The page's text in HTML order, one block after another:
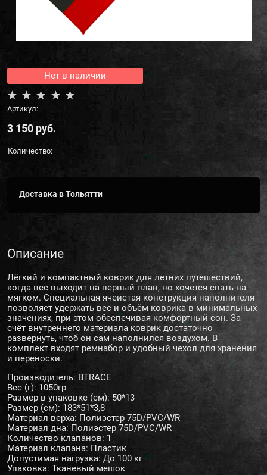
Нет в наличии
Артикул:
3 150 руб.
Количество:
Доставка вТольятти
Описание
Лёгкий и компактный коврик для летних путешествий,
когда вес выходит на первый план, но хочется спать на
мягком. Специальная ячеистая конструкция наполнителя
позволяет удержать вес и объём коврика в минимальных
значениях, при этом обеспечивая комфортный сон. За
счёт внутреннего материала коврик достаточно
развернуть, чтоб он сам наполнился воздухом. В
комплект входят ремнабор и удобный чехол для хранения
и переноски.
Производитель: BTRACE
Вес (г): 1050гр
Размер в упаковке (см): 50*13
Размер (см): 183*51*3,8
Материал верха: Полиэстер 75D/PVC/WR
Материал дна: Полиэстер 75D/PVC/WR
Количество клапанов: 1
Материал клапана: Пластик
Допустимая нагрузка: До 100 кг
Упаковка: Тканевый мешок